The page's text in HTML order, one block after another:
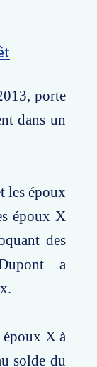
porte
dans un
les époux
époux X
des
a
époux X à
solde du